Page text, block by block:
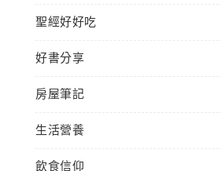
聖經好好吃
好書分享
房屋筆記
生活營養
飲食信仰